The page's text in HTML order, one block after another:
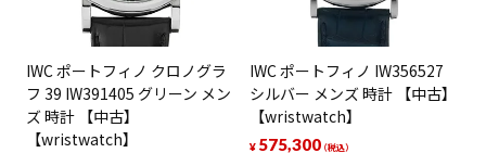
IWC ポートフィノ クロノグラ
フ 39 IW391405 グリーン メン
ズ 時計 【中古】
【wristwatch】
IWC ポートフィノ IW356527
シルバー メンズ 時計 【中古】
【wristwatch】
¥ 575,300（税込）